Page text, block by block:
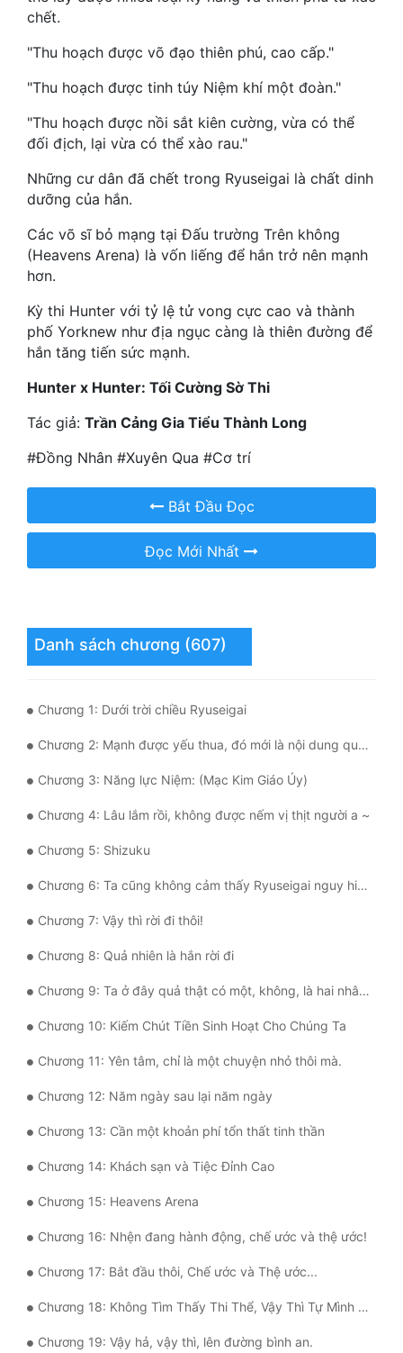
Góc Nhìn Nữ
Hài Hước
Hệ Thống
Khoa Huyễn
Kinh Dị
Mỹ Thực
Tiểu Thuyết
Trinh Thám
Triều Đấu
Trùng Sinh
Trọng Sinh
chết.
"Thu hoạch được võ đạo thiên phú, cao cấp."
"Thu hoạch được tinh túy Niệm khí một đoàn."
"Thu hoạch được nồi sắt kiên cường, vừa có thể
đối địch, lại vừa có thể xào rau."
Những cư dân đã chết trong Ryuseigai là chất dinh
dưỡng của hắn.
Các võ sĩ bỏ mạng tại Đấu trường Trên không
(Heavens Arena) là vốn liếng để hắn trở nên mạnh
hơn.
Kỳ thi Hunter với tỷ lệ tử vong cực cao và thành
phố Yorknew như địa ngục càng là thiên đường để
hắn tăng tiến sức mạnh.
Hunter x Hunter: Tối Cường Sờ Thi
Tác giả: Trần Cảng Gia Tiểu Thành Long
#Đồng Nhân #Xuyên Qua #Cơ trí
Bắt Đầu Đọc
Đọc Mới Nhất
Danh sách chương (607)
Chương 1: Dưới trời chiều Ryuseigai
Chương 2: Mạnh được yếu thua, đó mới là nội dung quan trọng nhất
Chương 3: Năng lực Niệm: (Mạc Kim Giáo Úy)
Chương 4: Lâu lắm rồi, không được nếm vị thịt người a ~
Chương 5: Shizuku
Chương 6: Ta cũng không cảm thấy Ryuseigai nguy hiểm đến thế đâu!
Chương 7: Vậy thì rời đi thôi!
Chương 8: Quả nhiên là hắn rời đi
Chương 9: Ta ở đây quả thật có một, không, là hai nhân tuyển thích hợp
Chương 10: Kiếm Chút Tiền Sinh Hoạt Cho Chúng Ta
Chương 11: Yên tâm, chỉ là một chuyện nhỏ thôi mà.
Chương 12: Năm ngày sau lại năm ngày
Chương 13: Cần một khoản phí tổn thất tinh thần
Chương 14: Khách sạn và Tiệc Đỉnh Cao
Chương 15: Heavens Arena
Chương 16: Nhện đang hành động, chế ước và thệ ước!
Chương 17: Bắt đầu thôi, Chế ước và Thệ ước...
Chương 18: Không Tìm Thấy Thi Thể, Vậy Thì Tự Mình Tạo Ra Thi Thể
Chương 19: Vậy hả, vậy thì, lên đường bình an.